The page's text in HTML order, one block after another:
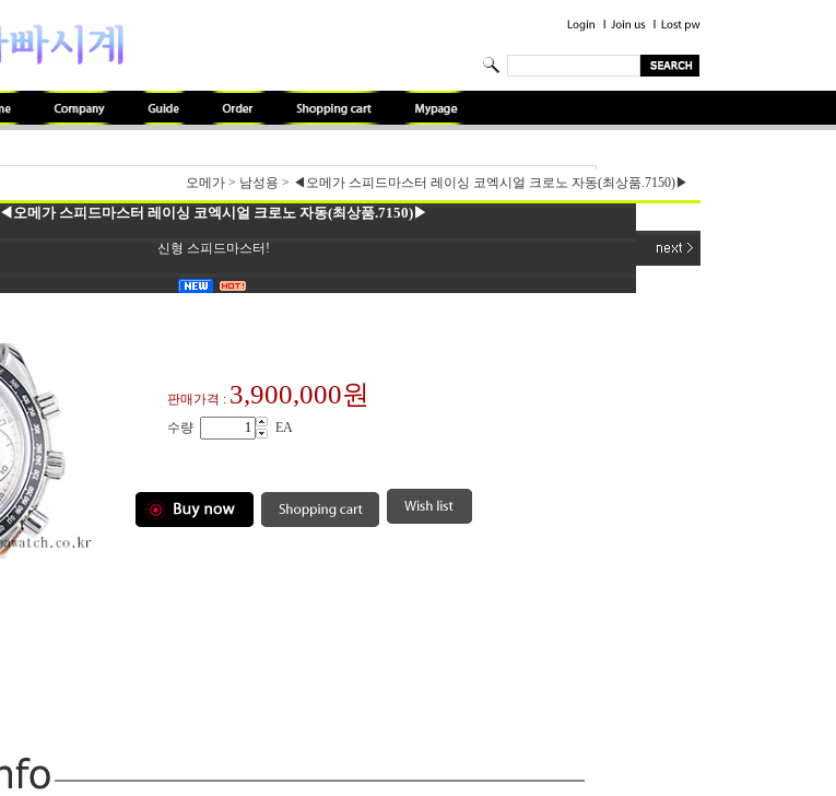
오메가 > 남성용 > ◀오메가 스피드마스터 레이싱 코엑시얼 크로노 자동(최상품.7150)▶
◀오메가 스피드마스터 레이싱 코엑시얼 크로노 자동(최상품.7150)▶
신형 스피드마스터!
판매가격 : 3,900,000원
수량 EA